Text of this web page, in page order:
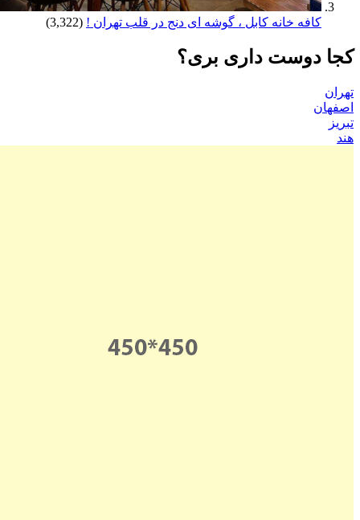
کافه خانه کابل ، گوشه ای دنج در قلب تهران ! (3,322)
کجا دوست داری بری؟
تهران
اصفهان
تبریز
هند